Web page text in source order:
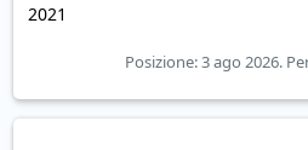
2021
Posizione: 3 ago 2026.